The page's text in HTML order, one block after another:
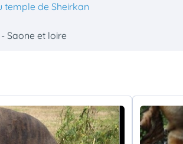
temple de Sheirkan
- Saone et loire